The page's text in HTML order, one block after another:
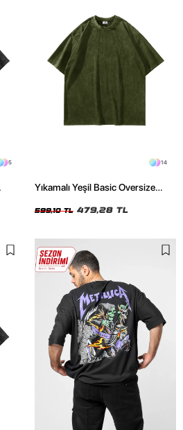
5 14
Yıkamalı Yeşil Basic Oversize
599,10 TL 479,28 TL